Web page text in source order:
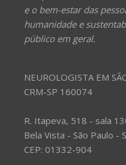
e o bem-estar das
humanidade e
público em geral.
NEUROLOGISTA EM
CRM-SP 160074
R. Itapeva, 518 - sala
Bela Vista - São Paulo -
CEP: 01332-904